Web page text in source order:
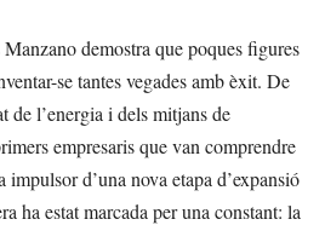
demostra que poques figures
se tantes vegades amb èxit. De
de l’energia i dels mitjans de
empresaris que van comprendre
d’una nova etapa d’expansió
ha estat marcada per una constant: la